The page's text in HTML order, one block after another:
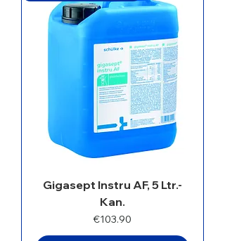
Gigasept Instru AF, 5 Ltr.-
Kan.
Price
€103.90